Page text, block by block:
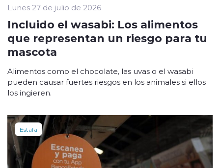
Lunes 27 de julio de 2026
Incluido el wasabi: Los alimentos
que representan un riesgo para tu
mascota
Alimentos como el chocolate, las uvas o el wasabi
pueden causar fuertes riesgos en los animales si ellos
los ingieren.
Estafa